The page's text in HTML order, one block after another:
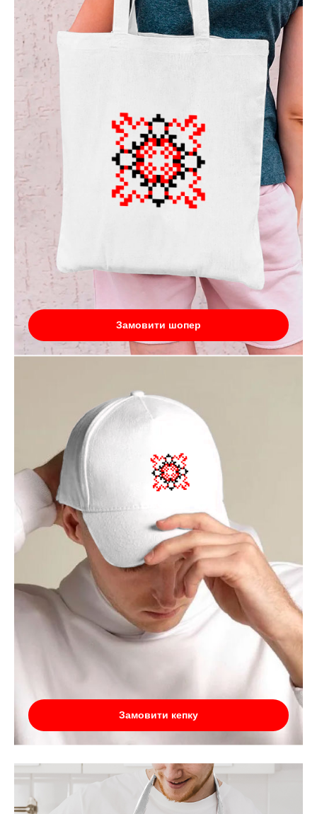
Замовити шопер
Замовити кепку